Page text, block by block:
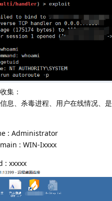
集：
息、杀毒进程、用户在线情况、
: Administrator
: WIN-Ixxxx
: xxxxx